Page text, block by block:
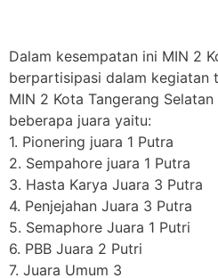
Dalam kesempatan ini MIN 2
berpartisipasi dalam kegiatan
MIN 2 Kota Tangerang
beberapa juara yaitu:
1. Pionering juara 1 Putra
2. Sempahore juara 1 Putra
3. Hasta Karya Juara 3 Putra
4. Penjejahan Juara 3 Putra
5. Semaphore Juara 1 Putri
6. PBB Juara 2 Putri
7. Juara Umum 3